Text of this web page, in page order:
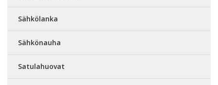
Sähkölanka
Sähkönauha
Satulahuovat